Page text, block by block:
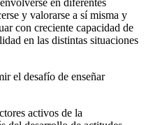
en diferentes
y valorarse a sí misma y
con creciente capacidad de
en las distintas situaciones
el desafío de enseñar
activos de la